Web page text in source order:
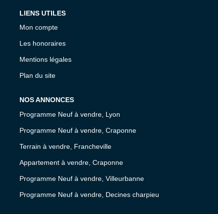
LIENS UTILES
Mon compte
Les honoraires
Mentions légales
Plan du site
NOS ANNONCES
Programme Neuf à vendre, Lyon
Programme Neuf à vendre, Craponne
Terrain à vendre, Francheville
Appartement à vendre, Craponne
Programme Neuf à vendre, Villeurbanne
Programme Neuf à vendre, Decines charpieu